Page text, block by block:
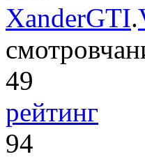
XanderGTI.
49
рейтинг
94